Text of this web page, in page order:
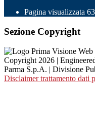
Pagina visualizzata
Sezione Copyright
Copyright 2026 |
Parma S.p.A. | Divisione
Disclaimer trattamento dati